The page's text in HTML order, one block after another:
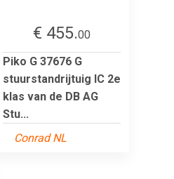
€ 455.00
Piko G 37676 G
stuurstandrijtuig IC 2e
klas van de DB AG
Stu...
Conrad NL